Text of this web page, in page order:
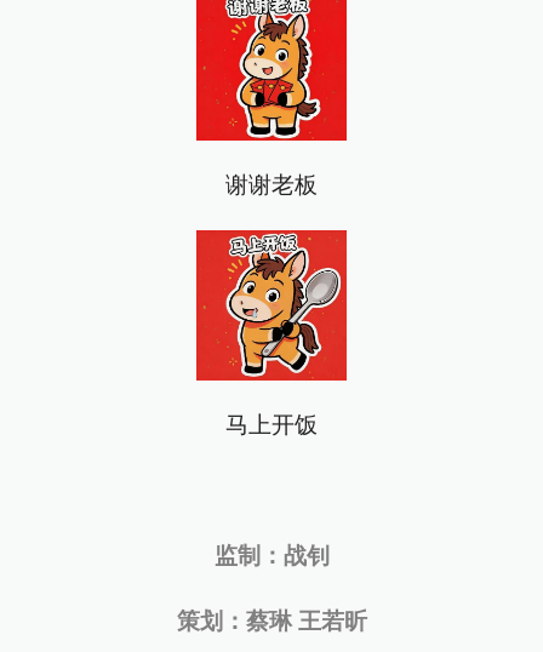
谢谢老板
马上开饭
监制：战钊
策划：蔡琳 王若昕